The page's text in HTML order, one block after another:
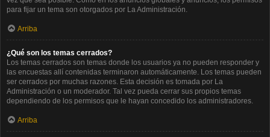
para fijar un tema son otorgados por La Administración.
Arriba
¿Qué son los temas cerrados?
Los temas cerrados son temas donde los usuarios ya no pueden responder y
las encuestas allí contenidas terminaron automáticamente. Los temas pueden
ser cerrados por muchas razones. Esta decisión es tomada por La
Administración o un moderador. Tal vez pueda cerrar sus propios temas
dependiendo de los permisos que le hayan concedido los administradores.
Arriba